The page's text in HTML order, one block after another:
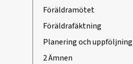
Föräldramötet
Föräldrafäktning
Planering och uppföljning
2 Ämnen